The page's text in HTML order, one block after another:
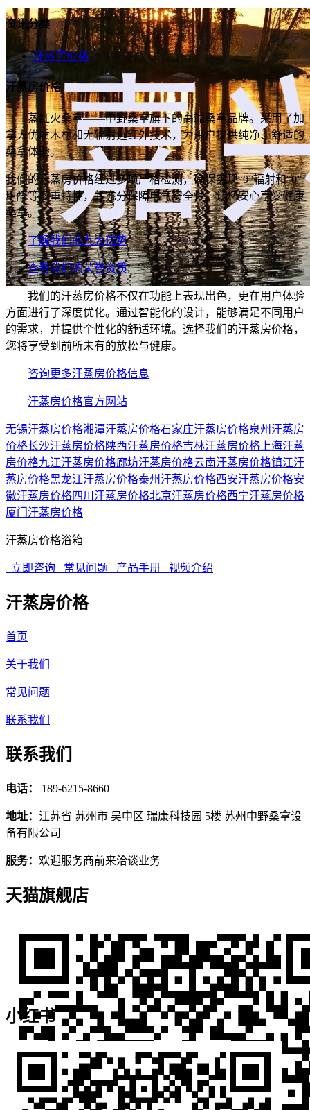
资讯分类
汗蒸房价格
汗蒸房价格
蒸红火桑拿——中野桑拿旗下的高端桑拿品牌。采用了加
拿大优质木材和无辐射远红外技术，为用户提供纯净、舒适的
桑拿体验。
我们的汗蒸房价格经过多项严格检测，确保实现“0”辐射和“0”
甲醛等多重特性，并充分保障电气安全性，让您安心享受健康
桑拿。
了解我们的九大优势
查看我们的荣誉资质
我们的汗蒸房价格不仅在功能上表现出色，更在用户体验
方面进行了深度优化。通过智能化的设计，能够满足不同用户
的需求，并提供个性化的舒适环境。选择我们的汗蒸房价格，
您将享受到前所未有的放松与健康。
咨询更多汗蒸房价格信息
汗蒸房价格官方网站
无锡汗蒸房价格湘潭汗蒸房价格石家庄汗蒸房价格泉州汗蒸房
价格长沙汗蒸房价格陕西汗蒸房价格吉林汗蒸房价格 上海汗蒸
房价格九江汗蒸房价格廊坊汗蒸房价格云南汗蒸房价格镇江汗
蒸房价格黑龙江汗蒸房价格泰州汗蒸房价格西安汗蒸房价格安
徽汗蒸房价格四川汗蒸房价格北京汗蒸房价格西宁汗蒸房价格
厦门汗蒸房价格
汗蒸房价格浴箱
立即咨询 常见问题 产品手册 视频介绍
汗蒸房价格
首页
关于我们
常见问题
联系我们
联系我们
电话： 189-6215-8660
地址： 江苏省 苏州市 吴中区 瑞康科技园 5楼 苏州中野桑拿设
备有限公司
服务： 欢迎服务商前来洽谈业务
天猫旗舰店
小红书